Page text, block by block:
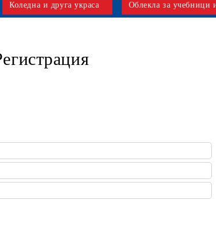
Коледна и друга украса Облекла за учебници